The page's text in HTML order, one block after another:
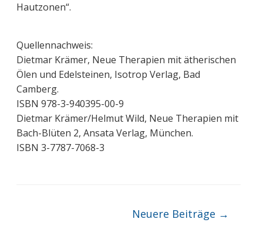
Hautzonen“.
Quellennachweis:
Dietmar Krämer, Neue Therapien mit ätherischen
Ölen und Edelsteinen, Isotrop Verlag, Bad
Camberg.
ISBN 978-3-940395-00-9
Dietmar Krämer/Helmut Wild, Neue Therapien mit
Bach-Blüten 2, Ansata Verlag, München.
ISBN 3-7787-7068-3
BeitragsnavigationNeuere Beiträge →